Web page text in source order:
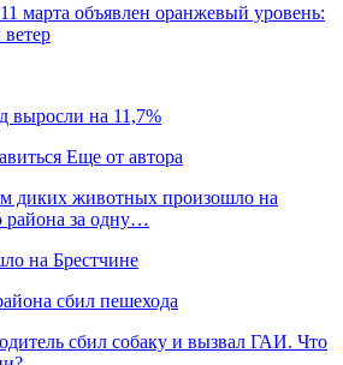
марта объявлен оранжевый уровень:
выросли на 11,7%
Еще от автора
диких животных произошло на
района за одну…
на Брестчине
сбил пешехода
сбил собаку и вызвал ГАИ. Что